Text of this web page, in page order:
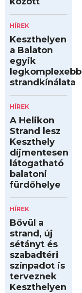
HÍREK
Keszthelyen
a Balaton
egyik
legkomplexebb
strandkínálata
HÍREK
A Helikon
Strand lesz
Keszthely
díjmentesen
látogatható
balatoni
fürdőhelye
HÍREK
Bővül a
strand, új
sétányt és
szabadtéri
színpadot is
terveznek
Keszthelyen